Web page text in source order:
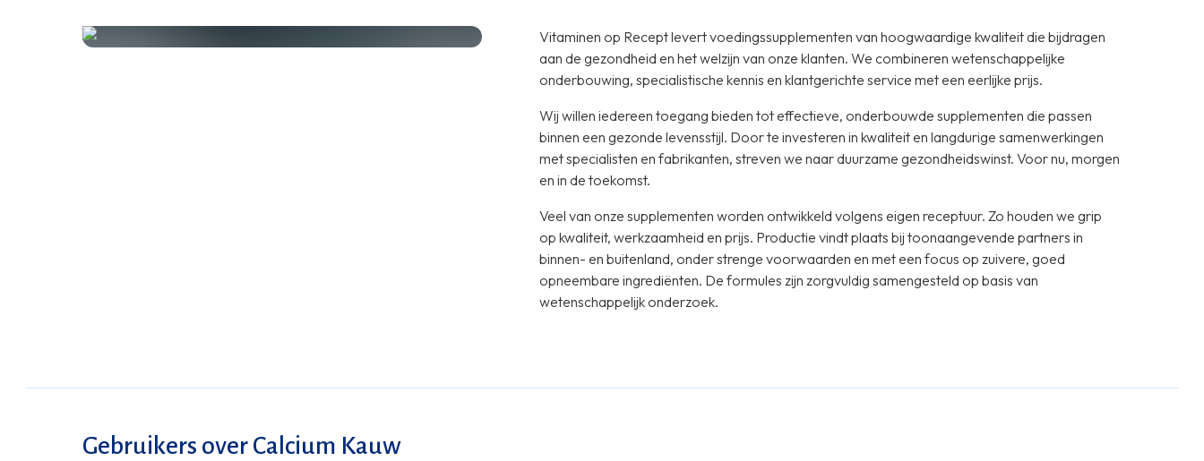
Vitaminen op Recept levert voedingssupplementen van hoogwaardige kwaliteit die bijdragen
aan de gezondheid en het welzijn van onze klanten. We combineren wetenschappelijke
onderbouwing, specialistische kennis en klantgerichte service met een eerlijke prijs.
Wij willen iedereen toegang bieden tot effectieve, onderbouwde supplementen die passen
binnen een gezonde levensstijl. Door te investeren in kwaliteit en langdurige samenwerkingen
met specialisten en fabrikanten, streven we naar duurzame gezondheidswinst. Voor nu, morgen
en in de toekomst.
Veel van onze supplementen worden ontwikkeld volgens eigen receptuur. Zo houden we grip
op kwaliteit, werkzaamheid en prijs. Productie vindt plaats bij toonaangevende partners in
binnen- en buitenland, onder strenge voorwaarden en met een focus op zuivere, goed
opneembare ingrediënten. De formules zijn zorgvuldig samengesteld op basis van
wetenschappelijk onderzoek.
Gebruikers over Calcium Kauw